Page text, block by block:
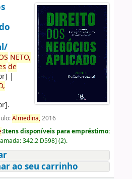
NETO,
de
|
.
Almedina,2016
:Itens disponíveis para empréstimo:
342.2 D598] (2).
ao seu carrinho